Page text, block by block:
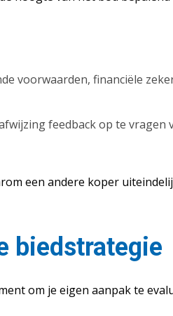
voorwaarden, financiële
feedback op te
een andere koper
biedstrategie
om je eigen aanpak te